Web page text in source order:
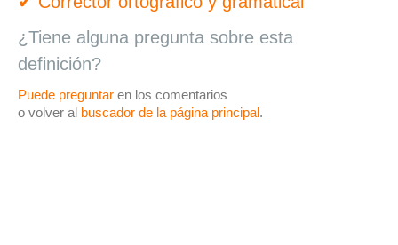
¿Tiene alguna pregunta sobre esta
definición?
Puede preguntar en los comentarios
o volver al buscador de la página principal.